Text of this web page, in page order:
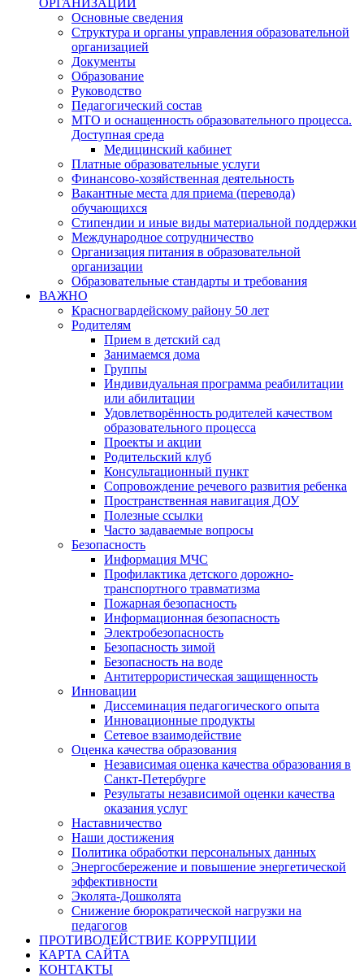
ОРГАНИЗАЦИИ
Основные сведения
Структура и органы управления образовательной
организацией
Документы
Образование
Руководство
Педагогический состав
МТО и оснащенность образовательного процесса.
Доступная среда
Медицинский кабинет
Платные образовательные услуги
Финансово-хозяйственная деятельность
Вакантные места для приема (перевода)
обучающихся
Стипендии и иные виды материальной поддержки
Международное сотрудничество
Организация питания в образовательной
организации
Образовательные стандарты и требования
ВАЖНО
Красногвардейскому району 50 лет
Родителям
Прием в детский сад
Занимаемся дома
Группы
Индивидуальная программа реабилитации
или абилитации
Удовлетворённость родителей качеством
образовательного процесса
Проекты и акции
Родительский клуб
Консультационный пункт
Сопровождение речевого развития ребенка
Пространственная навигация ДОУ
Полезные ссылки
Часто задаваемые вопросы
Безопасность
Информация МЧС
Профилактика детского дорожно-
транспортного травматизма
Пожарная безопасность
Информационная безопасность
Электробезопасность
Безопасность зимой
Безопасность на воде
Антитеррористическая защищенность
Инновации
Диссеминация педагогического опыта
Инновационные продукты
Сетевое взаимодействие
Оценка качества образования
Независимая оценка качества образования в
Санкт-Петербурге
Результаты независимой оценки качества
оказания услуг
Наставничество
Наши достижения
Политика обработки персональных данных
Энергосбережение и повышение энергетической
эффективности
Эколята-Дошколята
Снижение бюрократической нагрузки на
педагогов
ПРОТИВОДЕЙСТВИЕ КОРРУПЦИИ
КАРТА САЙТА
КОНТАКТЫ